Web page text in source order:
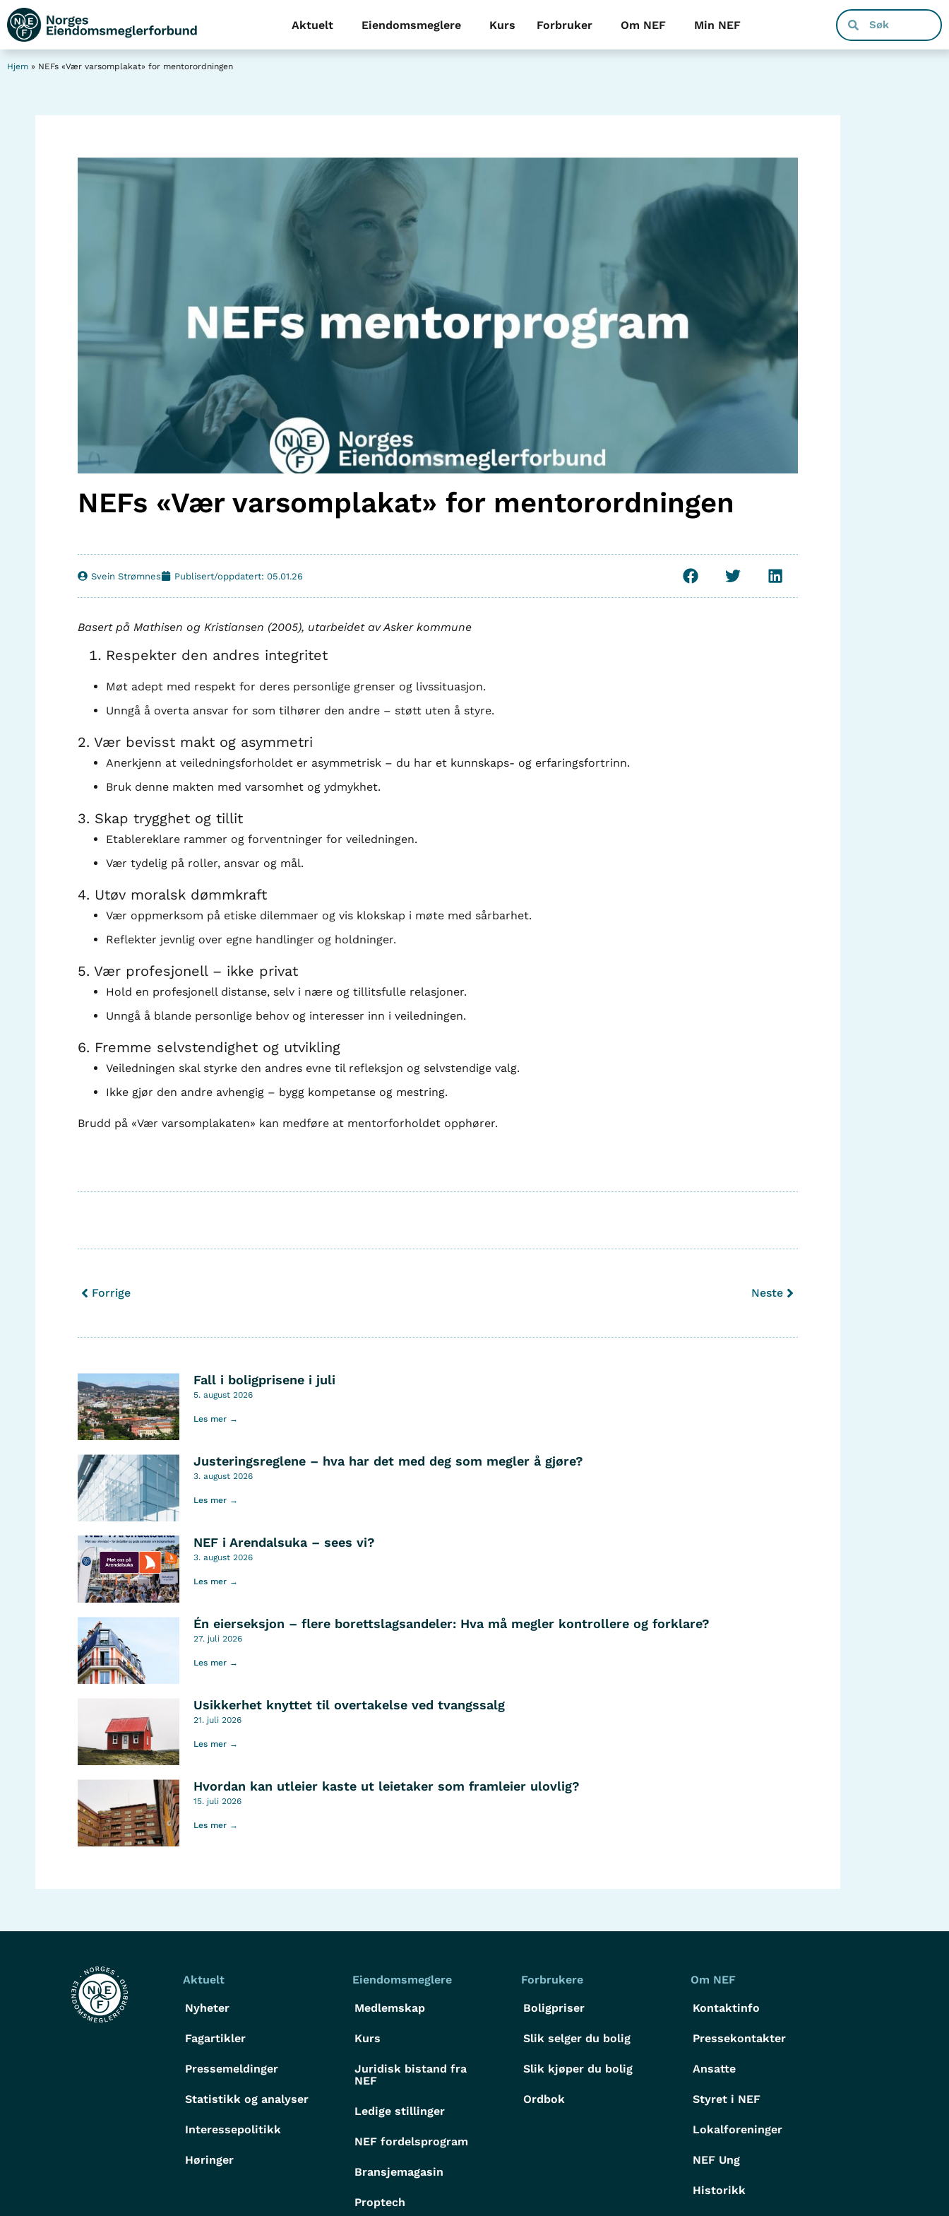
Aktuelt Eiendomsmeglere Kurs Forbruker Om NEF Min NEF
Hjem » NEFs «Vær varsomplakat» for mentorordningen
NEFs «Vær varsomplakat» for mentorordningen
Svein Strømnes Publisert/oppdatert: 05.01.26
Basert på Mathisen og Kristiansen (2005), utarbeidet av Asker kommune
Respekter den andres integritet
Møt adept med respekt for deres personlige grenser og livssituasjon.
Unngå å overta ansvar for som tilhører den andre – støtt uten å styre.
2. Vær bevisst makt og asymmetri
Anerkjenn at veiledningsforholdet er asymmetrisk – du har et kunnskaps- og erfaringsfortrinn.
Bruk denne makten med varsomhet og ydmykhet.
3. Skap trygghet og tillit
Etablereklare rammer og forventninger for veiledningen.
Vær tydelig på roller, ansvar og mål.
4. Utøv moralsk dømmkraft
Vær oppmerksom på etiske dilemmaer og vis klokskap i møte med sårbarhet.
Reflekter jevnlig over egne handlinger og holdninger.
5. Vær profesjonell – ikke privat
Hold en profesjonell distanse, selv i nære og tillitsfulle relasjoner.
Unngå å blande personlige behov og interesser inn i veiledningen.
6. Fremme selvstendighet og utvikling
Veiledningen skal styrke den andres evne til refleksjon og selvstendige valg.
Ikke gjør den andre avhengig – bygg kompetanse og mestring.
Brudd på «Vær varsomplakaten» kan medføre at mentorforholdet opphører.
Forrige Neste
Fall i boligprisene i juli
5. august 2026
Les mer →
Justeringsreglene – hva har det med deg som megler å gjøre?
3. august 2026
Les mer →
NEF i Arendalsuka – sees vi?
3. august 2026
Les mer →
Én eierseksjon – flere borettslagsandeler: Hva må megler kontrollere og forklare?
27. juli 2026
Les mer →
Usikkerhet knyttet til overtakelse ved tvangssalg
21. juli 2026
Les mer →
Hvordan kan utleier kaste ut leietaker som framleier ulovlig?
15. juli 2026
Les mer →
Aktuelt
Nyheter
Fagartikler
Pressemeldinger
Statistikk og analyser
Interessepolitikk
Høringer
Eiendomsmeglere
Medlemskap
Kurs
Juridisk bistand fra
NEF
Ledige stillinger
NEF fordelsprogram
Bransjemagasin
Proptech
Forbrukere
Boligpriser
Slik selger du bolig
Slik kjøper du bolig
Ordbok
Om NEF
Kontaktinfo
Pressekontakter
Ansatte
Styret i NEF
Lokalforeninger
NEF Ung
Historikk